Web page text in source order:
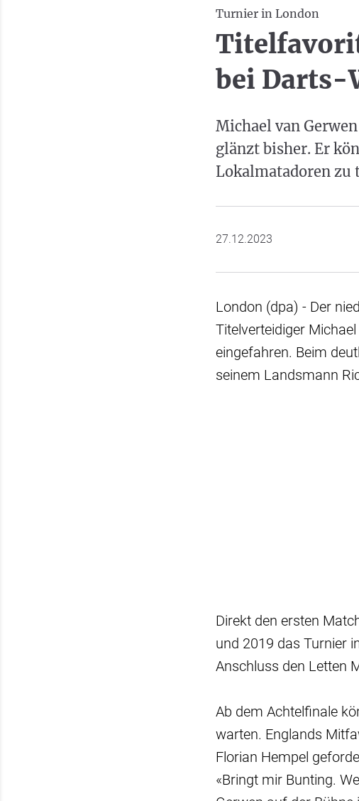
Turnier in London
bei Darts-
Michael van
glänzt bisher. Er
Lokalmatadoren zu
27.12.2023
London (dpa) - Der
Titelverteidiger
eingefahren. Beim
seinem Landsmann
Direkt den ersten
und 2019 das Turnier
Anschluss den Letten
Ab dem Achtelfinale
warten. Englands
Florian Hempel
«Bringt mir Bunting.